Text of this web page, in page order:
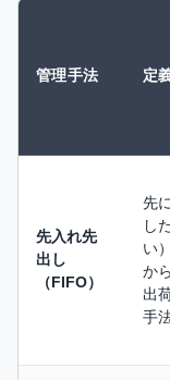
管理手法 定
先入れ先
出し
（FIFO）
先
し
い
か
出
手